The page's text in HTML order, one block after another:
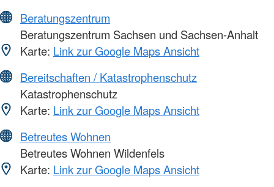
Beratungszentrum
Beratungszentrum Sachsen und Sachsen-Anhalt
Karte: Link zur Google Maps Ansicht
Bereitschaften / Katastrophenschutz
Katastrophenschutz
Karte: Link zur Google Maps Ansicht
Betreutes Wohnen
Betreutes Wohnen Wildenfels
Karte: Link zur Google Maps Ansicht